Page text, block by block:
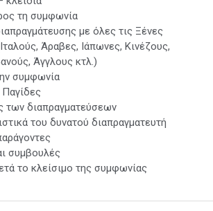
τη συμφωνία
με όλες τις Ξένες
Άραβες, Ιάπωνες, Κινέζους,
Άγγλους κτλ.)
συμφωνία
των διαπραγματεύσεων
του δυνατού διαπραγματευτή
συμβουλές
το κλείσιμο της συμφωνίας